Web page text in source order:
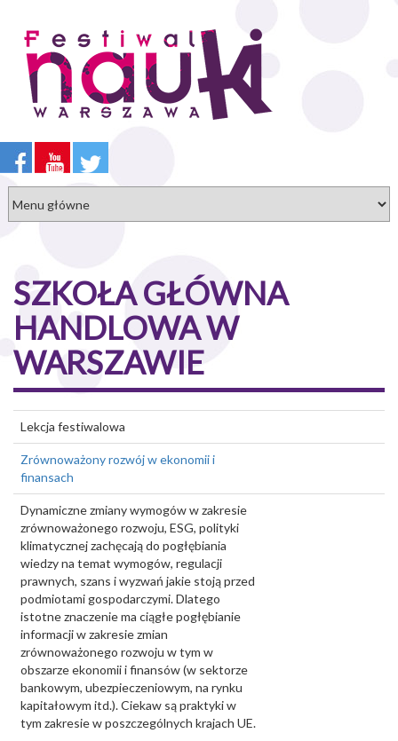
treści
SZKOŁA GŁÓWNA
HANDLOWA W
WARSZAWIE
Lekcja festiwalowa
Zrównoważony rozwój w ekonomii i
finansach
Dynamiczne zmiany wymogów w zakresie
zrównoważonego rozwoju, ESG, polityki
klimatycznej zachęcają do pogłębiania
wiedzy na temat wymogów, regulacji
prawnych, szans i wyzwań jakie stoją przed
podmiotami gospodarczymi. Dlatego
istotne znaczenie ma ciągłe pogłębianie
informacji w zakresie zmian
zrównoważonego rozwoju w tym w
obszarze ekonomii i finansów (w sektorze
bankowym, ubezpieczeniowym, na rynku
kapitałowym itd.). Ciekaw są praktyki w
tym zakresie w poszczególnych krajach UE.